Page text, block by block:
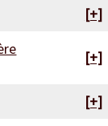
[+]
[+]
[+]